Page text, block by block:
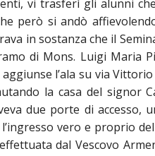
MIGRANTES
PASTORALE DELLA
PASTORALE DELLA
PASTORALE DELLE
PASTORALE
vi trasferì gli alunni
però si andò
in sostanza che il
di Mons. Luigi Maria
l’ala su via
la casa del signor
due porte di accesso,
vero e proprio
dal Vescovo